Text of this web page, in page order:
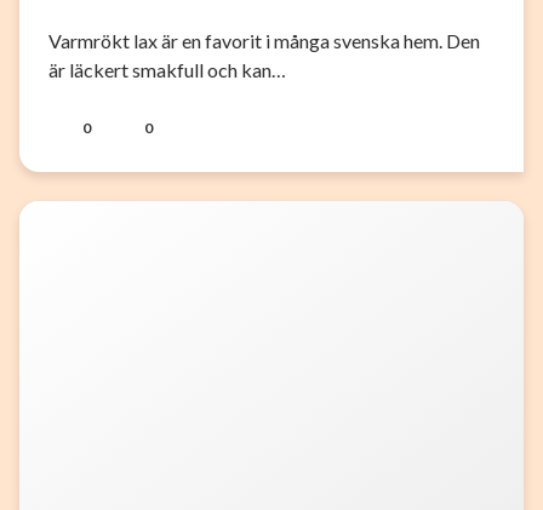
Varmrökt lax är en favorit i många svenska hem. Den
är läckert smakfull och kan…
0 0